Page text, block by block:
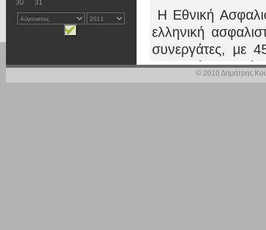
30
31
Η Εθνική
ελληνική
συνεργάτες, με
συνεργάτες© 2010 Δημήτρης